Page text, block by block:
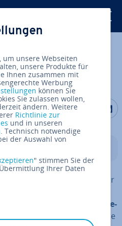
Auf Auf
nicht zu un­ter­schät­zen­der
Ar­beit­neh­mer leisten mehr
so mehr Umsatz.
stark mit der
Bindung der je­
zusammen. Eine
um unsere Webseiten
unsere Produkte für
Ihnen zusammen mit
Werbung
können Sie
Sie zulassen wollen,
ändern. Weitere
Richtlinie zur
und in unseren
. Technisch notwendige
der Auswahl von
" stimmen Sie der
Ihrer Daten